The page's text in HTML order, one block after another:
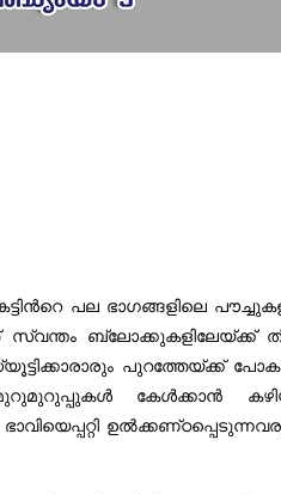
പല ഭാഗങ്ങളിലെ
സ്വന്തം
പുറത്തേയ്‌ക്ക്‌
കേള്‍ക്കാന്‍